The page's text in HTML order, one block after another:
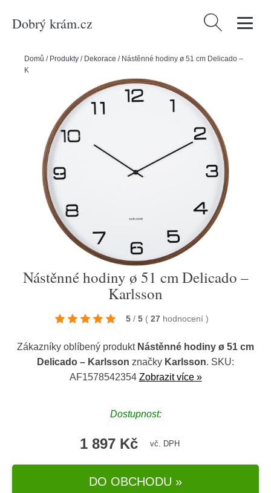
Dobrý krám.cz Vyhledávání
Domů / Produkty / Dekorace / Nástěnné hodiny ø 51 cm Delicado –
Karlsson
Nástěnné hodiny ø 51 cm Delicado –
Karlsson
5 / 5 ( 27 hodnocení )
Zákazníky oblíbený produkt Nástěnné hodiny ø 51 cm
Delicado – Karlsson značky Karlsson. SKU:
AF1578542354 Zobrazit více »
Dostupnost:
1 897 Kč vč. DPH
DO OBCHODU »